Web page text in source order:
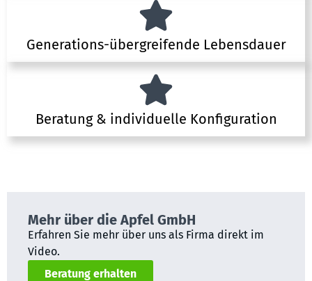
Generations-übergreifende Lebensdauer
Beratung & individuelle Konfiguration
Mehr über die Apfel GmbH
Erfahren Sie mehr über uns als Firma direkt im
Video.
Beratung erhalten